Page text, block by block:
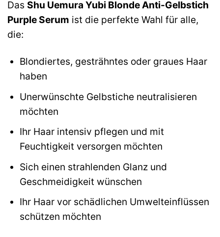
Das Shu Uemura Yubi Blonde Anti-Gelbstich
Purple Serum ist die perfekte Wahl für alle,
die:
Blondiertes, gesträhntes oder graues Haar
haben
Unerwünschte Gelbstiche neutralisieren
möchten
Ihr Haar intensiv pflegen und mit
Feuchtigkeit versorgen möchten
Sich einen strahlenden Glanz und
Geschmeidigkeit wünschen
Ihr Haar vor schädlichen Umwelteinflüssen
schützen möchten